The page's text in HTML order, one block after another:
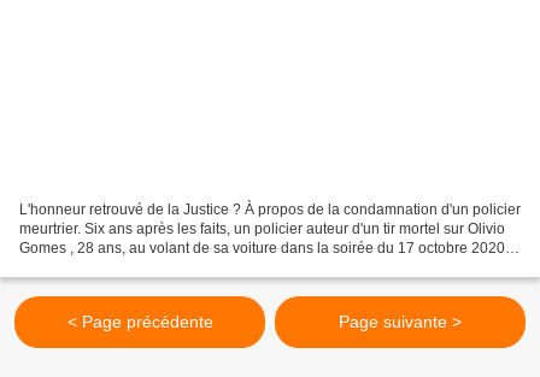
L'honneur retrouvé de la Justice ? À propos de la condamnation d'un policier
meurtrier. Six ans après les faits, un policier auteur d'un tir mortel sur Olivio
Gomes , 28 ans, au volant de sa voiture dans la soirée du 17 octobre 2020 à
< Page précédente Page suivante >